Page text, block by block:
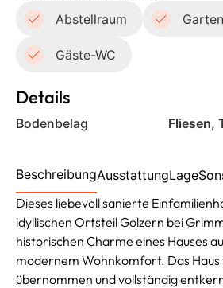
Abstellraum
Gäste-WC
Details
Bodenbelag Fliesen,
BeschreibungAusstattungLage
Dieses liebevoll sanierte
idyllischen Ortsteil Golzern bei
historischen Charme eines Hauses
modernem Wohnkomfort. Das
übernommen und vollständig